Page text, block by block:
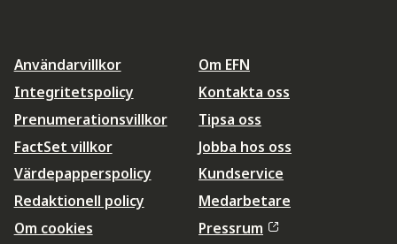
Användarvillkor
Integritetspolicy
Prenumerationsvillkor
FactSet villkor
Värdepapperspolicy
Redaktionell policy
Om cookies
Om EFN
Kontakta oss
Tipsa oss
Jobba hos oss
Kundservice
Medarbetare
Pressrum